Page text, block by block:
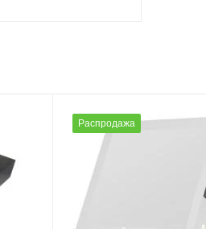
Распродажа